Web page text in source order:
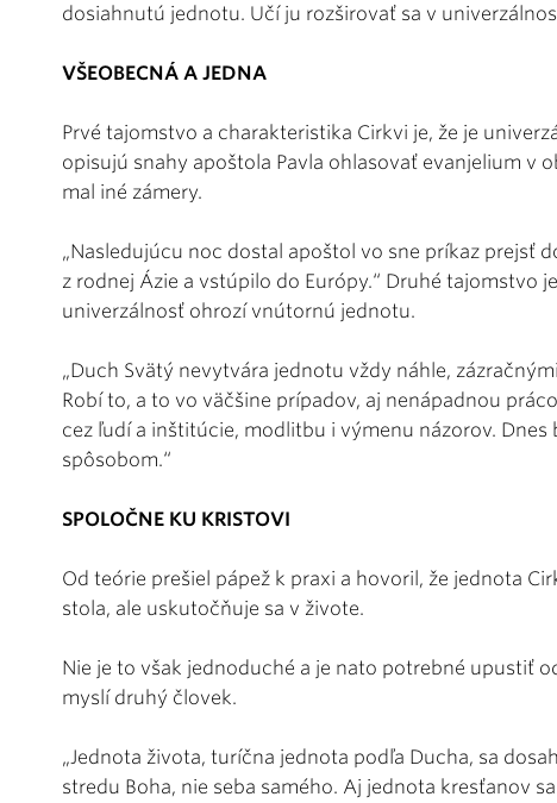
dosiahnutú jednotu. Učí ju rozširovať sa v
VŠEOBECNÁ A JEDNA
Prvé tajomstvo a charakteristika Cirkvi je, že je
opisujú snahy apoštola Pavla ohlasovať evanjelium v
mal iné zámery.
„Nasledujúcu noc dostal apoštol vo sne príkaz prejsť
z rodnej Ázie a vstúpilo do Európy.“ Druhé tajomstvo
univerzálnosť ohrozí vnútornú jednotu.
„Duch Svätý nevytvára jednotu vždy náhle,
Robí to, a to vo väčšine prípadov, aj nenápadnou
cez ľudí a inštitúcie, modlitbu i výmenu názorov.
spôsobom.“
SPOLOČNE KU KRISTOVI
Od teórie prešiel pápež k praxi a hovoril, že jednota
stola, ale uskutočňuje sa v živote.
Nie je to však jednoduché a je nato potrebné upustiť
myslí druhý človek.
„Jednota života, turíčna jednota podľa Ducha, sa
stredu Boha, nie seba samého. Aj jednota kresťanov